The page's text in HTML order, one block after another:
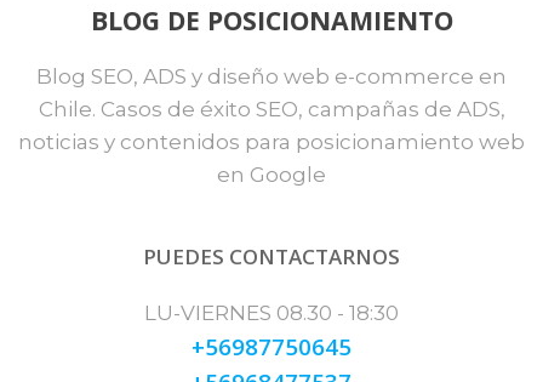
BLOG DE POSICIONAMIENTO
Blog SEO, ADS y diseño web e-commerce en
Chile. Casos de éxito SEO, campañas de ADS,
noticias y contenidos para posicionamiento web
en Google
PUEDES CONTACTARNOS
LU-VIERNES 08.30 - 18:30
+56987750645